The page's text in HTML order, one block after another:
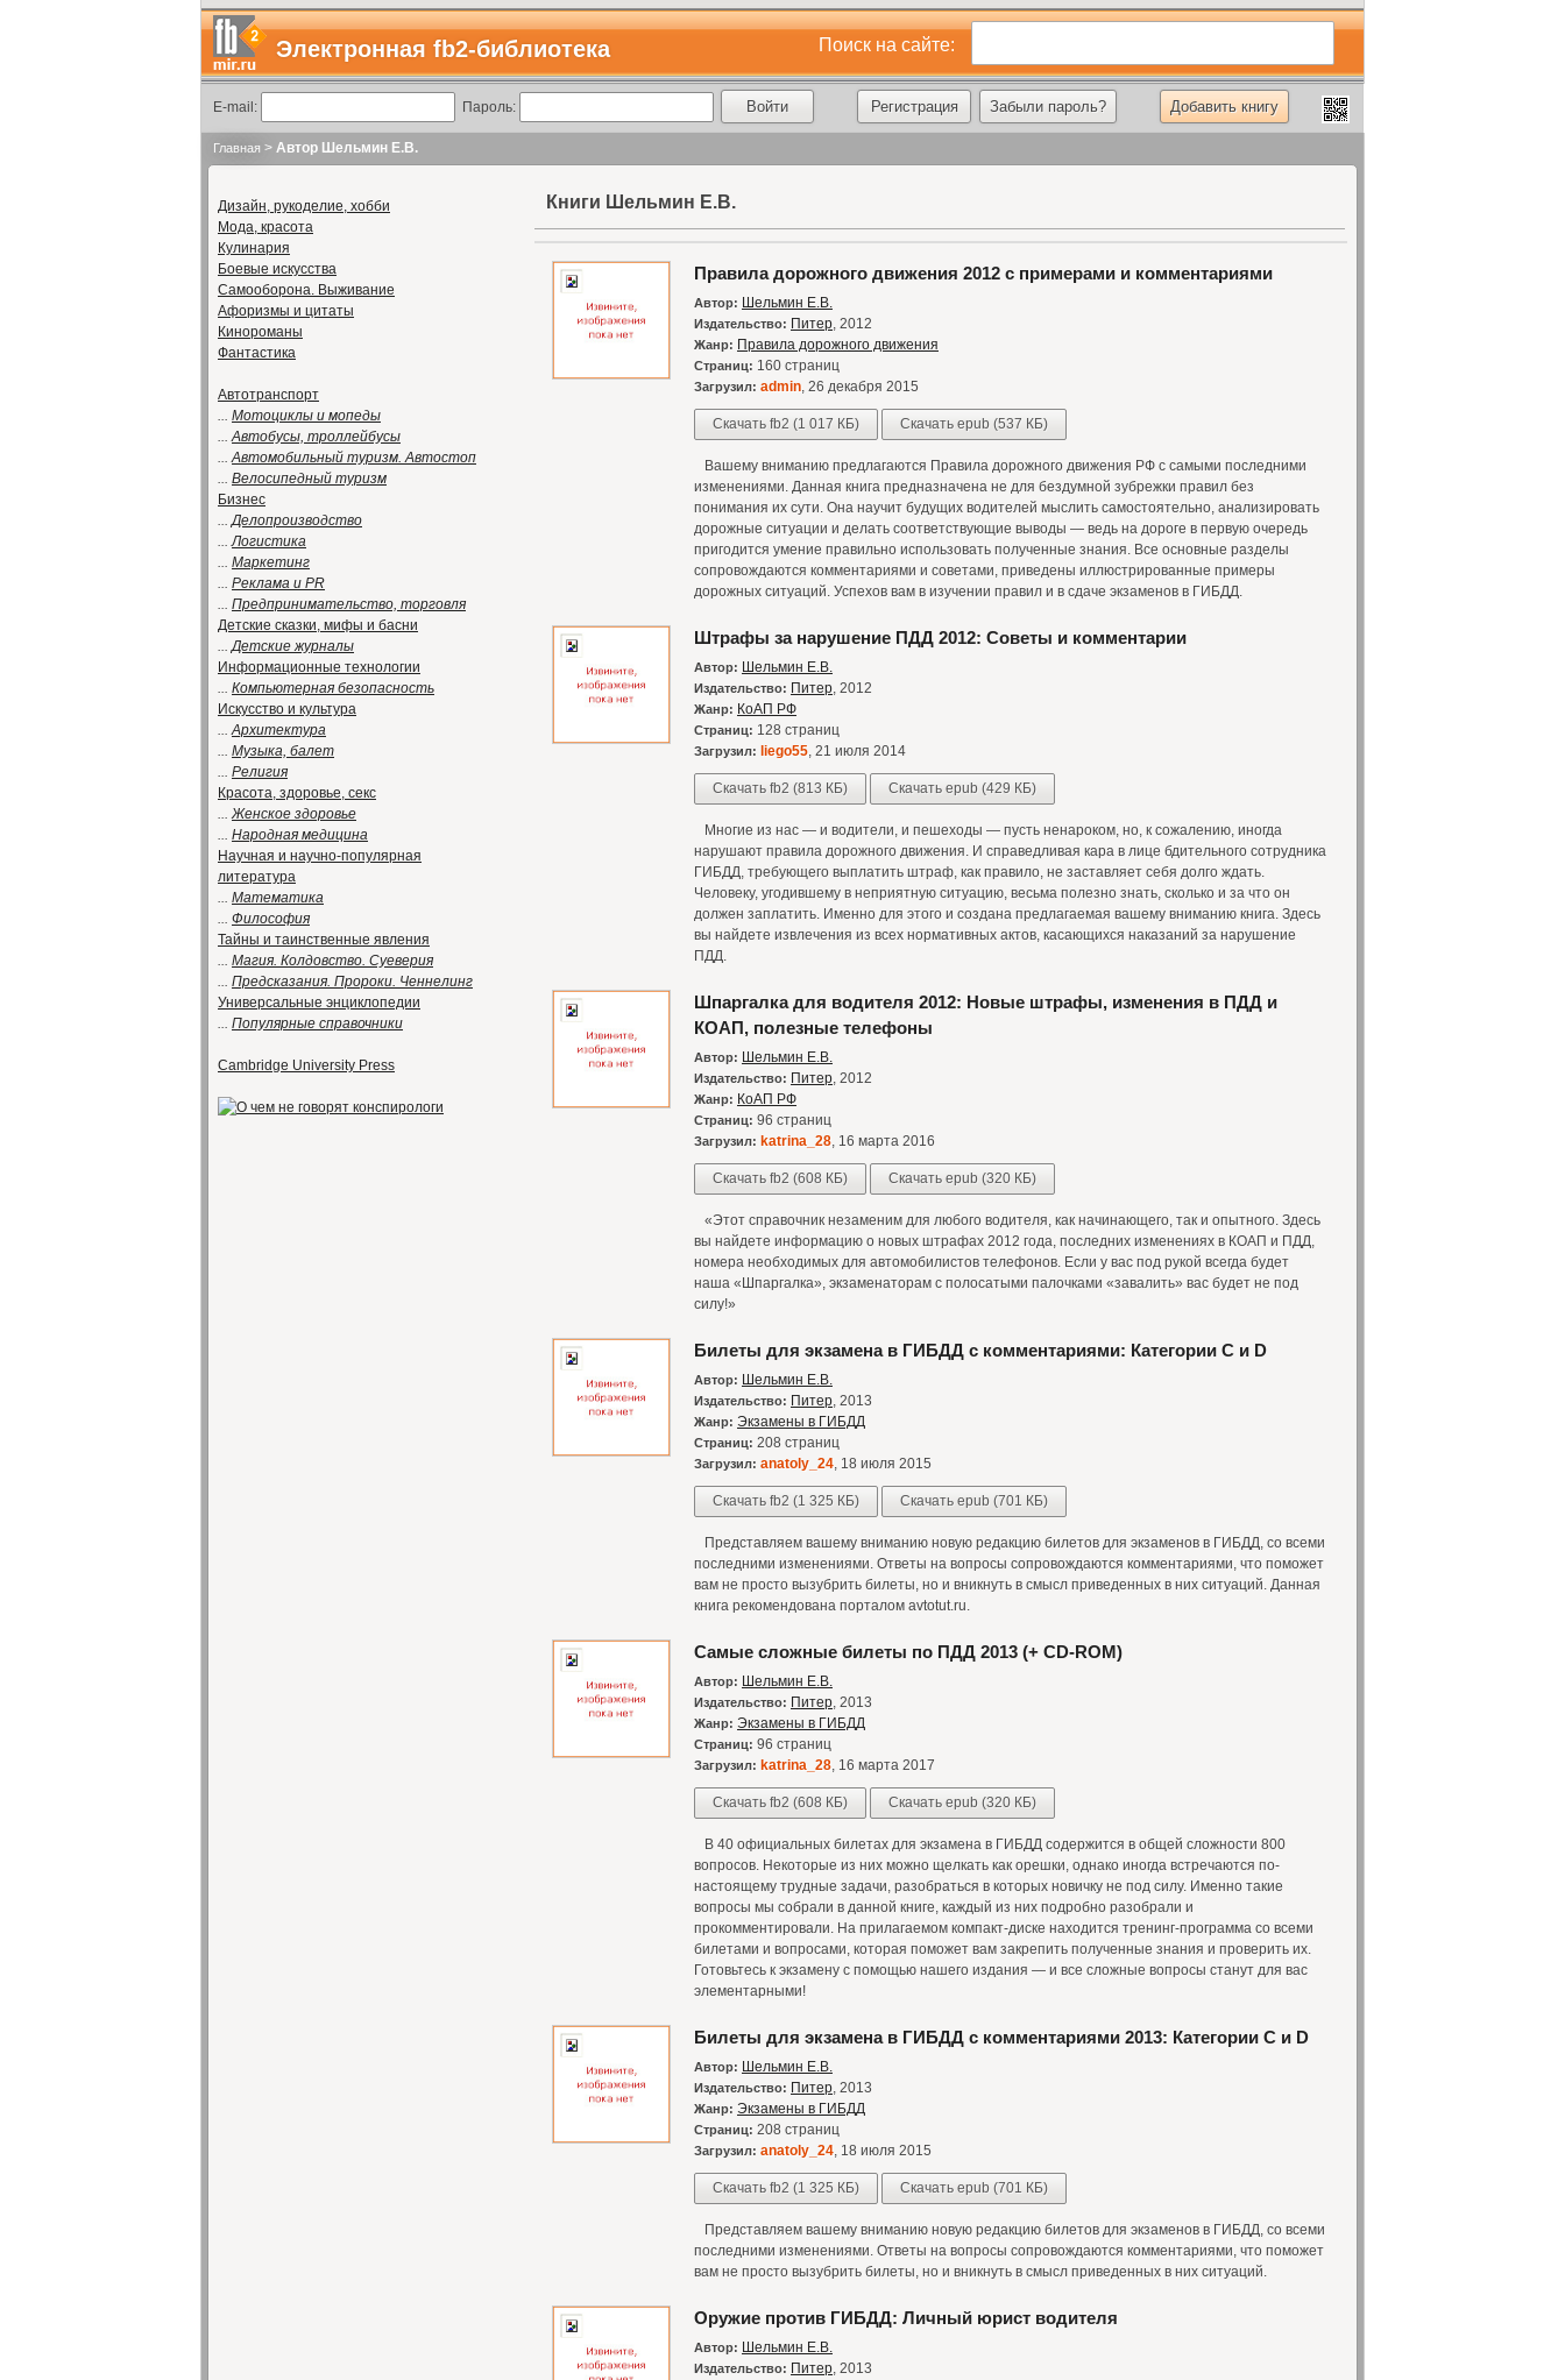
Электронная fb2-библиотека Поиск на сайте:
E-mail: Пароль: Регистрация Забыли пароль? Добавить книгу
Главная > Автор Шельмин Е.В.
Дизайн, рукоделие, хобби
Мода, красота
Кулинария
Боевые искусства
Самооборона. Выживание
Афоризмы и цитаты
Кинороманы
Фантастика
Автотранспорт
... Мотоциклы и мопеды
...Автобусы, троллейбусы
...Автомобильный туризм. Автостоп
... Велосипедный туризм
Бизнес
...Делопроизводство
...Логистика
... Маркетинг
... Реклама и PR
... Предпринимательство, торговля
Детские сказки, мифы и басни
...Детские журналы
Информационные технологии
... Компьютерная безопасность
Искусство и культура
...Архитектура
... Музыка, балет
... Религия
Красота, здоровье, секс
...Женское здоровье
... Народная медицина
Научная и научно-популярная
литература
... Математика
... Философия
Тайны и таинственные явления
... Магия. Колдовство. Суеверия
... Предсказания. Пророки. Ченнелинг
Универсальные энциклопедии
... Популярные справочники
Cambridge University Press
Книги Шельмин Е.В.
Правила дорожного движения 2012 с примерами и комментариями
Автор: Шельмин Е.В.
Издательство: Питер, 2012
Жанр: Правила дорожного движения
Страниц: 160 страниц
Загрузил: admin, 26 декабря 2015
Скачать fb2 (1 017 КБ) Скачать epub (537 КБ)
Вашему вниманию предлагаются Правила дорожного движения РФ с самыми последними
изменениями. Данная книга предназначена не для бездумной зубрежки правил без
понимания их сути. Она научит будущих водителей мыслить самостоятельно, анализировать
дорожные ситуации и делать соответствующие выводы — ведь на дороге в первую очередь
пригодится умение правильно использовать полученные знания. Все основные разделы
сопровождаются комментариями и советами, приведены иллюстрированные примеры
дорожных ситуаций. Успехов вам в изучении правил и в сдаче экзаменов в ГИБДД.
Штрафы за нарушение ПДД 2012: Советы и комментарии
Автор: Шельмин Е.В.
Издательство: Питер, 2012
Жанр: КоАП РФ
Страниц: 128 страниц
Загрузил: liego55, 21 июля 2014
Скачать fb2 (813 КБ) Скачать epub (429 КБ)
Многие из нас — и водители, и пешеходы — пусть ненароком, но, к сожалению, иногда
нарушают правила дорожного движения. И справедливая кара в лице бдительного сотрудника
ГИБДД, требующего выплатить штраф, как правило, не заставляет себя долго ждать.
Человеку, угодившему в неприятную ситуацию, весьма полезно знать, сколько и за что он
должен заплатить. Именно для этого и создана предлагаемая вашему вниманию книга. Здесь
вы найдете извлечения из всех нормативных актов, касающихся наказаний за нарушение
ПДД.
Шпаргалка для водителя 2012: Новые штрафы, изменения в ПДД и
КОАП, полезные телефоны
Автор: Шельмин Е.В.
Издательство: Питер, 2012
Жанр: КоАП РФ
Страниц: 96 страниц
Загрузил: katrina_28, 16 марта 2016
Скачать fb2 (608 КБ) Скачать epub (320 КБ)
«Этот справочник незаменим для любого водителя, как начинающего, так и опытного. Здесь
вы найдете информацию о новых штрафах 2012 года, последних изменениях в КОАП и ПДД,
номера необходимых для автомобилистов телефонов. Если у вас под рукой всегда будет
наша «Шпаргалка», экзаменаторам с полосатыми палочками «завалить» вас будет не под
силу!»
Билеты для экзамена в ГИБДД с комментариями: Категории С и D
Автор: Шельмин Е.В.
Издательство: Питер, 2013
Жанр: Экзамены в ГИБДД
Страниц: 208 страниц
Загрузил: anatoly_24, 18 июля 2015
Скачать fb2 (1 325 КБ) Скачать epub (701 КБ)
Представляем вашему вниманию новую редакцию билетов для экзаменов в ГИБДД, со всеми
последними изменениями. Ответы на вопросы сопровождаются комментариями, что поможет
вам не просто вызубрить билеты, но и вникнуть в смысл приведенных в них ситуаций. Данная
книга рекомендована порталом avtotut.ru.
Самые сложные билеты по ПДД 2013 (+ CD-ROM)
Автор: Шельмин Е.В.
Издательство: Питер, 2013
Жанр: Экзамены в ГИБДД
Страниц: 96 страниц
Загрузил: katrina_28, 16 марта 2017
Скачать fb2 (608 КБ) Скачать epub (320 КБ)
В 40 официальных билетах для экзамена в ГИБДД содержится в общей сложности 800
вопросов. Некоторые из них можно щелкать как орешки, однако иногда встречаются по-
настоящему трудные задачи, разобраться в которых новичку не под силу. Именно такие
вопросы мы собрали в данной книге, каждый из них подробно разобрали и
прокомментировали. На прилагаемом компакт-диске находится тренинг-программа со всеми
билетами и вопросами, которая поможет вам закрепить полученные знания и проверить их.
Готовьтесь к экзамену с помощью нашего издания — и все сложные вопросы станут для вас
элементарными!
Билеты для экзамена в ГИБДД с комментариями 2013: Категории С и D
Автор: Шельмин Е.В.
Издательство: Питер, 2013
Жанр: Экзамены в ГИБДД
Страниц: 208 страниц
Загрузил: anatoly_24, 18 июля 2015
Скачать fb2 (1 325 КБ) Скачать epub (701 КБ)
Представляем вашему вниманию новую редакцию билетов для экзаменов в ГИБДД, со всеми
последними изменениями. Ответы на вопросы сопровождаются комментариями, что поможет
вам не просто вызубрить билеты, но и вникнуть в смысл приведенных в них ситуаций.
Оружие против ГИБДД: Личный юрист водителя
Автор: Шельмин Е.В.
Издательство: Питер, 2013